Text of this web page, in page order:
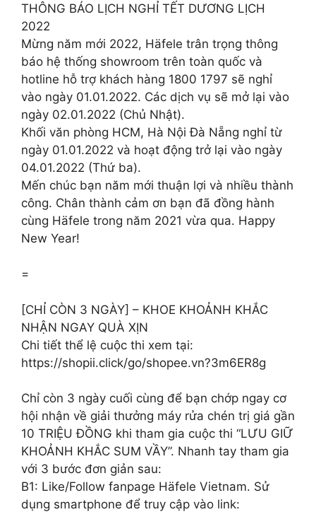
THÔNG BÁO LỊCH NGHỈ TẾT DƯƠNG LỊCH
2022
Mừng năm mới 2022, Häfele trân trọng thông
báo hệ thống showroom trên toàn quốc và
hotline hỗ trợ khách hàng 1800 1797 sẽ nghỉ
vào ngày 01.01.2022. Các dịch vụ sẽ mở lại vào
ngày 02.01.2022 (Chủ Nhật).
Khối văn phòng HCM, Hà Nội Đà Nẵng nghỉ từ
ngày 01.01.2022 và hoạt động trở lại vào ngày
04.01.2022 (Thứ ba).
Mến chúc bạn năm mới thuận lợi và nhiều thành
công. Chân thành cảm ơn bạn đã đồng hành
cùng Häfele trong năm 2021 vừa qua. Happy
New Year!
=
[CHỈ CÒN 3 NGÀY] – KHOE KHOẢNH KHẮC
NHẬN NGAY QUÀ XỊN
Chi tiết thể lệ cuộc thi xem tại:
https://shopii.click/go/shopee.vn?3m6ER8g
Chỉ còn 3 ngày cuối cùng để bạn chớp ngay cơ
hội nhận về giải thưởng máy rửa chén trị giá gần
10 TRIỆU ĐỒNG khi tham gia cuộc thi “LƯU GIỮ
KHOẢNH KHẮC SUM VẦY”. Nhanh tay tham gia
với 3 bước đơn giản sau:
B1: Like/Follow fanpage Häfele Vietnam. Sử
dụng smartphone để truy cập vào link: